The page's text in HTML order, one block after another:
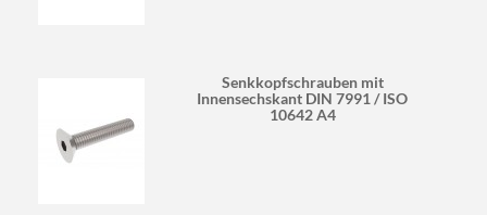
Senkkopfschrauben mit
Innensechskant DIN 7991 / ISO
10642 A4